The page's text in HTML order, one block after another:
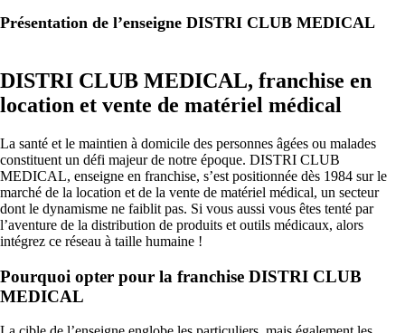
Présentation de l’enseigne DISTRI CLUB MEDICAL
DISTRI CLUB MEDICAL, franchise en
location et vente de matériel médical
La santé et le maintien à domicile des personnes âgées ou malades
constituent un défi majeur de notre époque. DISTRI CLUB
MEDICAL, enseigne en franchise, s’est positionnée dès 1984 sur le
marché de la location et de la vente de matériel médical, un secteur
dont le dynamisme ne faiblit pas. Si vous aussi vous êtes tenté par
l’aventure de la distribution de produits et outils médicaux, alors
intégrez ce réseau à taille humaine !
Pourquoi opter pour la franchise DISTRI CLUB
MEDICAL